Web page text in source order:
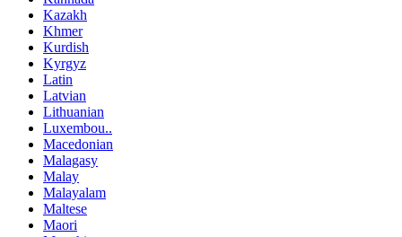
Kazakh
Khmer
Kurdish
Kyrgyz
Latin
Latvian
Lithuanian
Luxembou..
Macedonian
Malagasy
Malay
Malayalam
Maltese
Maori